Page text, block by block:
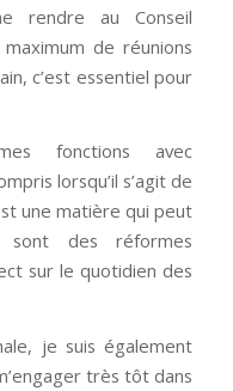
rendre au Conseil
de réunions
c’est essentiel pour
fonctions avec
lorsqu’il s’agit de
une matière qui peut
sont des réformes
sur le quotidien des
je suis également
très tôt dans